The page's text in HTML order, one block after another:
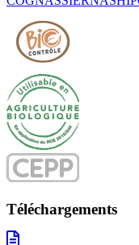
Téléchargements